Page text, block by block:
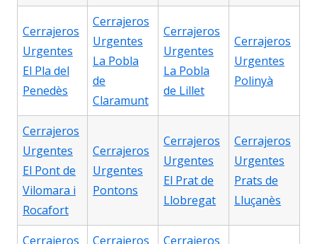
Cerrajeros
Urgentes
El Pla del
Penedès
Cerrajeros
Urgentes
La Pobla
de
Claramunt
Cerrajeros
Urgentes
La Pobla
de Lillet
Cerrajeros
Urgentes
Polinyà
Cerrajeros
Urgentes
El Pont de
Vilomara i
Rocafort
Cerrajeros
Urgentes
Pontons
Cerrajeros
Urgentes
El Prat de
Llobregat
Cerrajeros
Urgentes
Prats de
Lluçanès
Cerrajeros Cerrajeros Cerrajeros